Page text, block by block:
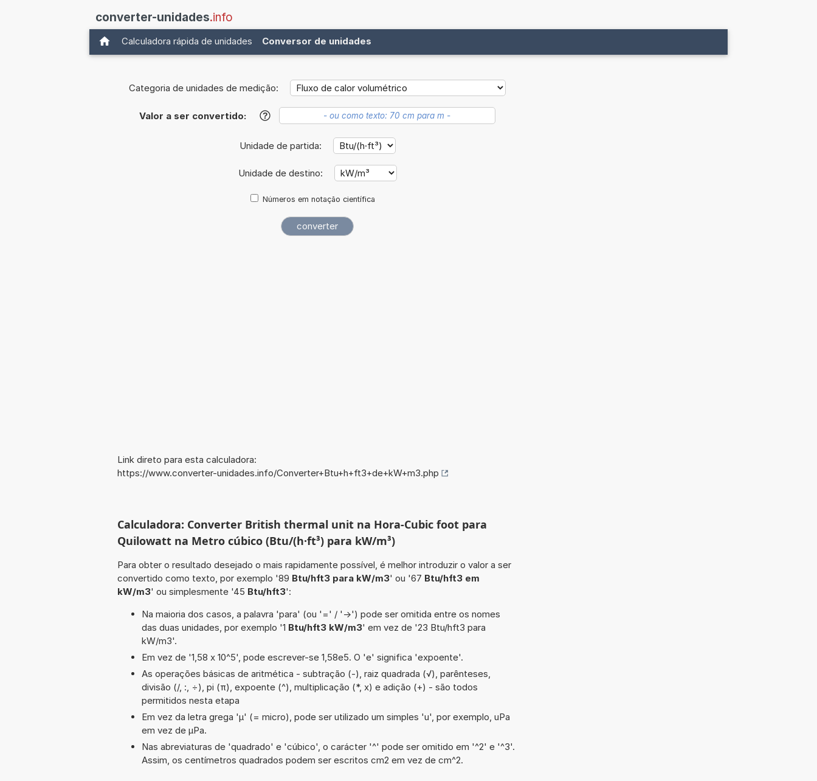
converter-unidades.info
Calculadora rápida de unidades Conversor de unidades
Categoria de unidades de medição:
Valor a ser convertido: ?
Unidade de partida:
Unidade de destino:
Números em notação científica
Link direto para esta calculadora:
https://www.converter-unidades.info/Converter+Btu+h+ft3+de+kW+m3.php
Calculadora: Converter British thermal unit na Hora-Cubic foot para
Quilowatt na Metro cúbico (Btu/(h·ft³) para kW/m³)
Para obter o resultado desejado o mais rapidamente possível, é melhor introduzir o valor a ser
convertido como texto, por exemplo '89 Btu/hft3 para kW/m3' ou '67 Btu/hft3 em
kW/m3' ou simplesmente '45 Btu/hft3':
Na maioria dos casos, a palavra 'para' (ou '=' / '->') pode ser omitida entre os nomes
das duas unidades, por exemplo '1 Btu/hft3 kW/m3' em vez de '23 Btu/hft3 para
kW/m3'.
Em vez de '1,58 x 10^5', pode escrever-se 1,58e5. O 'e' significa 'expoente'.
As operações básicas de aritmética - subtração (-), raiz quadrada (√), parênteses,
divisão (/, :, ÷), pi (π), expoente (^), multiplicação (*, x) e adição (+) - são todos
permitidos nesta etapa
Em vez da letra grega 'µ' (= micro), pode ser utilizado um simples 'u', por exemplo, uPa
em vez de µPa.
Nas abreviaturas de 'quadrado' e 'cúbico', o carácter '^' pode ser omitido em '^2' e '^3'.
Assim, os centímetros quadrados podem ser escritos cm2 em vez de cm^2.